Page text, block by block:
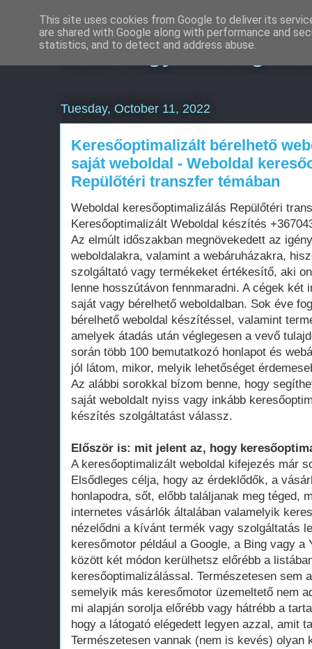
SEO Ügynökség
Tuesday, October 11, 2022
Keresőoptimalizált bérelhető
saját weboldal - Weboldal
Repülőtéri transzfer témában
Weboldal keresőoptimalizálás Repülőtéri
Keresőoptimalizált Weboldal készítés
Az elmúlt időszakban megnövekedett az
weboldalakra, valamint a webáruházakra,
szolgáltató vagy termékeket értékesítő, aki
lenne hosszútávon fennmaradni. A cégek két
saját vagy bérelhető weboldalban. Sok éve
bérelhető weboldal készítéssel, valamint
amelyek átadás után véglegesen a vevő
során több 100 bemutatkozó honlapot és
jól látom, mikor, melyik lehetőséget
Az alábbi sorokkal bízom benne, hogy
saját weboldalt nyiss vagy inkább
készítés szolgáltatást válassz.
Először is: mit jelent az, hogy
A keresőoptimalizált weboldal kifejezés már
Elsődleges célja, hogy az érdeklődők, a
honlapodra, sőt, előbb találjanak meg téged,
internetes vásárlók általában valamelyik
nézelődni a kívánt termék vagy szolgáltatás
keresőmotor például a Google, a Bing vagy a
között két módon kerülhetsz előrébb a
keresőoptimalizálással. Természetesen sem
semelyik más keresőmotor üzemeltető nem
mi alapján sorolja előrébb vagy hátrébb a
hogy a látogató elégedett legyen azzal, amit
Természetesen vannak (nem is kevés) olyan
This site uses cookies from Google to deliver its
are shared with Google along with performance and
statistics, and to detect and address abuse.